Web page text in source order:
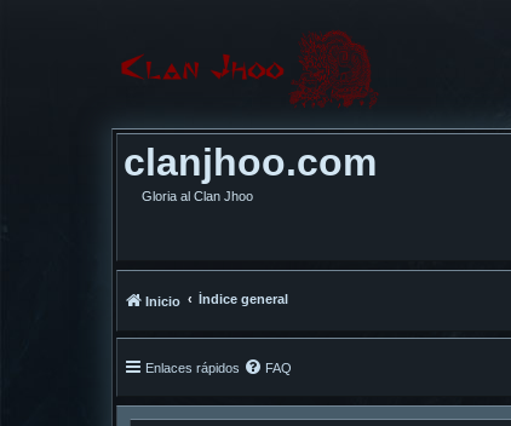
clanjhoo.com
Gloria al Clan Jhoo
Inicio Índice general
Enlaces rápidos FAQ